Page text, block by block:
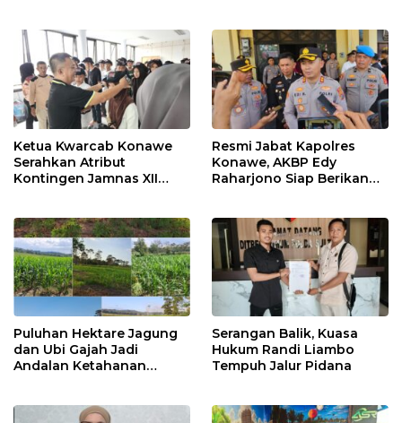
Ketua Kwarcab Konawe
Serahkan Atribut
Kontingen Jamnas XII
Resmi Jabat Kapolres
Konawe, AKBP Edy
Raharjono Siap Berikan
Puluhan Hektare Jagung
dan Ubi Gajah Jadi
Andalan Ketahanan
Serangan Balik, Kuasa
Hukum Randi Liambo
Tempuh Jalur Pidana